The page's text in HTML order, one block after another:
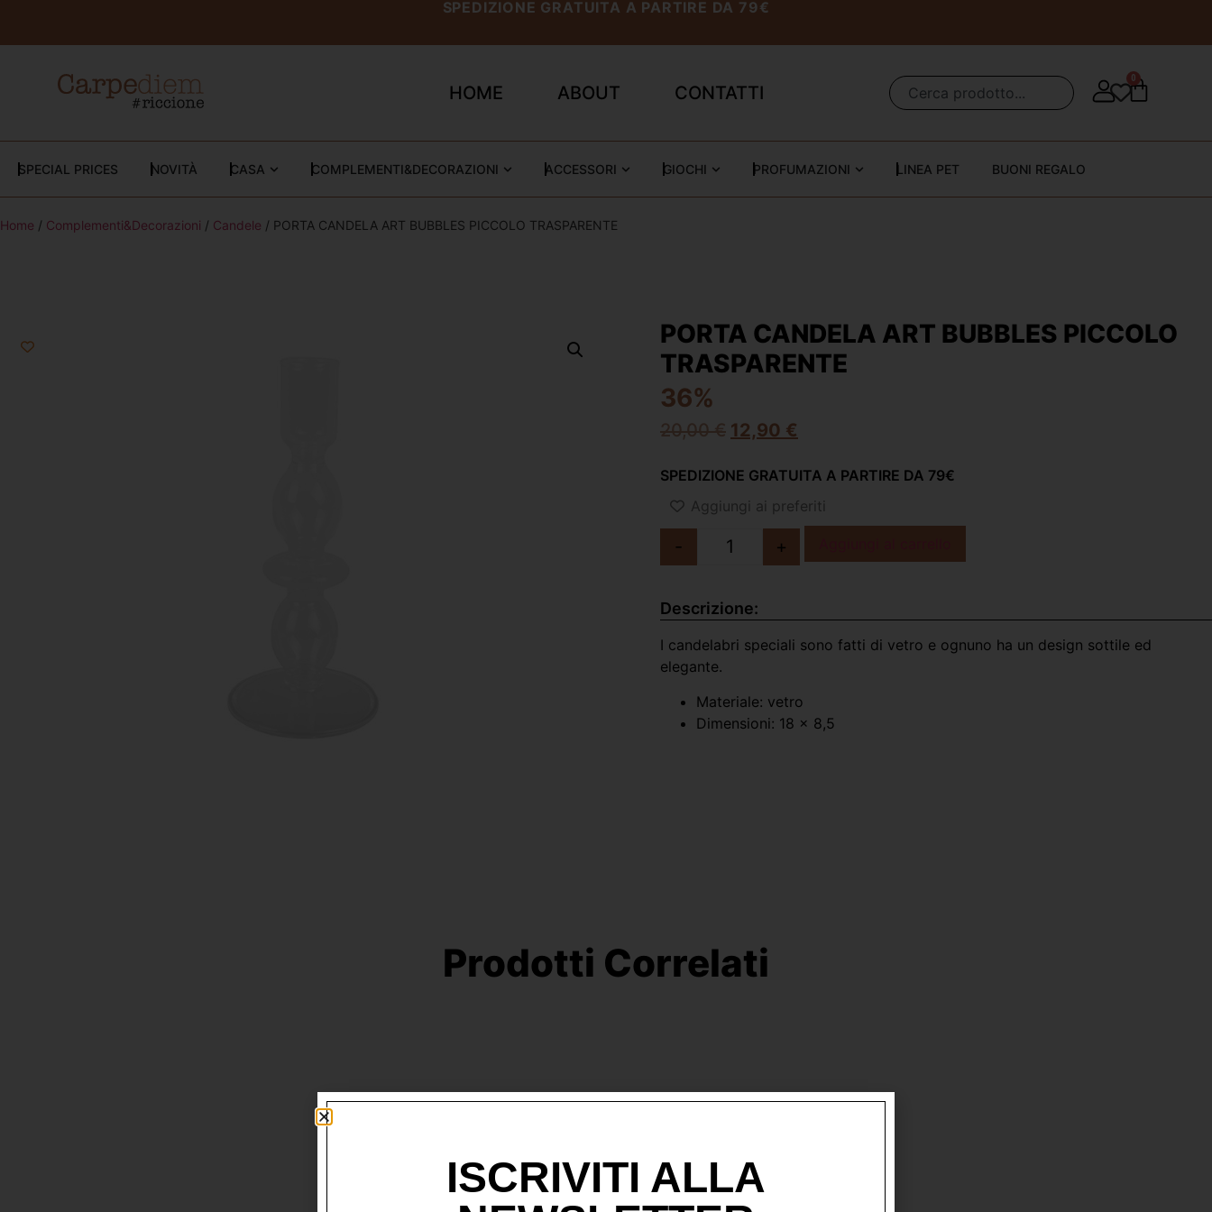
SPEDIZIONE GRATUITA A PARTIRE DA 79€
HOME ABOUT CONTATTI
0
SPECIAL PRICES NOVITÀ CASA COMPLEMENTI&DECORAZIONI ACCESSORI GIOCHI PROFUMAZIONI LINEA PET BUONI REGALO
Home / Complementi&Decorazioni / Candele / PORTA CANDELA ART BUBBLES PICCOLO TRASPARENTE
PORTA CANDELA ART BUBBLES PICCOLO
TRASPARENTE
36%
20,00€ 12,90 €
SPEDIZIONE GRATUITA A PARTIRE DA 79€
Aggiungi ai preferiti
- +
Descrizione:
I candelabri speciali sono fatti di vetro e ognuno ha un design sottile ed
elegante.
Materiale: vetro
Dimensioni: 18 x 8,5
Prodotti Correlati
ISCRIVITI ALLA